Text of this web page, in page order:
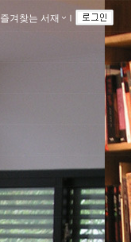
즐겨찾는 서재 ｌ